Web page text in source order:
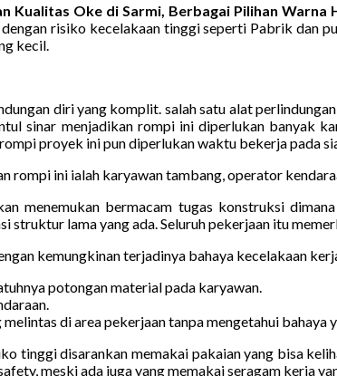
Oke di Sarmi, Berbagai Pilihan Warna
risiko kecelakaan tinggi seperti Pabrik dan
kecil.
diri yang komplit. salah satu alat
sinar menjadikan rompi ini diperlukan banyak
proyek ini pun diperlukan waktu bekerja pada
rompi ini ialah karyawan tambang, operator
menemukan bermacam tugas konstruksi
struktur lama yang ada. Seluruh pekerjaan itu
kemungkinan terjadinya bahaya kecelakaan
potongan material pada karyawan.
di area pekerjaan tanpa mengetahui bahaya
tinggi disarankan memakai pakaian yang bisa
meski ada juga yang memakai seragam kerja